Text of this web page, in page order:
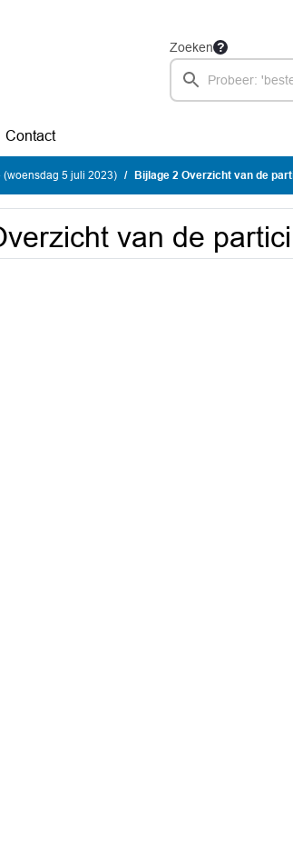
Zoeken
Contact
(woensdag 5 juli 2023) Bijlage 2 Overzicht van de
van de